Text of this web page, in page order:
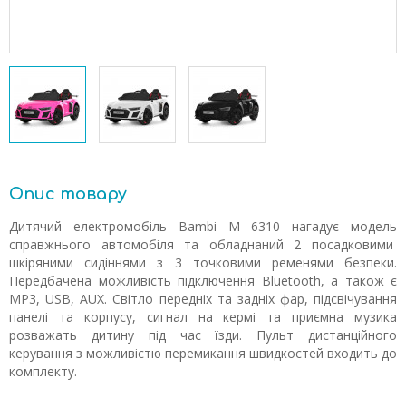
Опис товару
Дитячий електромобіль Bambi M 6310 нагадує модель
справжнього автомобіля та обладнаний 2 посадковими
шкіряними сидіннями з 3 точковими ременями безпеки.
Передбачена можливість підключення Bluetooth, а також є
MP3, USB, AUX. Світло передніх та задніх фар, підсвічування
панелі та корпусу, сигнал на кермі та приємна музика
розважать дитину під час їзди. Пульт дистанційного
керування з можливістю перемикання швидкостей входить до
комплекту.